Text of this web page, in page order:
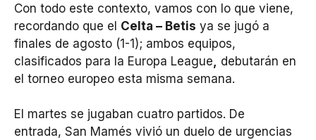
Con todo este contexto, vamos con lo que viene,
recordando que el Celta – Betis ya se jugó a
finales de agosto (1-1); ambos equipos,
clasificados para la Europa League
debutarán en
el torneo europeo esta misma semana.
El martes se jugaban cuatro partidos. De
entrada, San Mamés vivió un duelo de urgencias